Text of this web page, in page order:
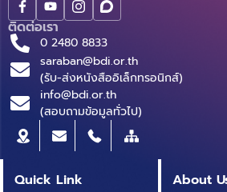
ติดต่อเรา
0 2480 8833
saraban@bdi.or.th
(รับ-ส่งหนังสืออิเล็กทรอนิกส์)
info@bdi.or.th
(สอบถามข้อมูลทั่วไป)
Quick Link About